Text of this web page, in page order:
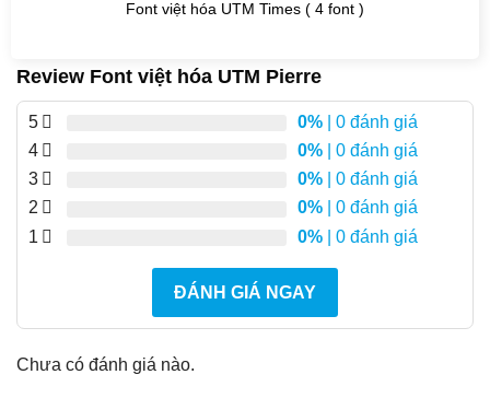
Font việt hóa UTM Times ( 4 font )
Review Font việt hóa UTM Pierre
5 0% | 0 đánh giá
4
0% | 0 đánh giá
3
0% | 0 đánh giá
2
0% | 0 đánh giá
1
0% | 0 đánh giá
ĐÁNH GIÁ NGAY
Chưa có đánh giá nào.